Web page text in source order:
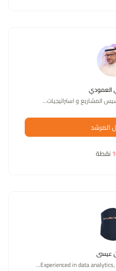
العمودي
المشاريع و استراتيجيات…
المرشد
نقطة
عيسى
Experienced in data